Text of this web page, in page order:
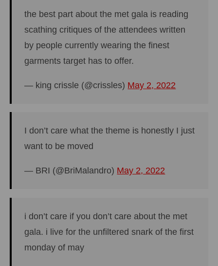
the best part about the met gala is reading
scathing critiques of the attendees written
by people currently wearing the finest
garments target has to offer.
— king crissle (@crissles) May 2, 2022
I don’t care what the theme is honestly I just
want to be moved
— BRI (@BriMalandro) May 2, 2022
i don’t care if you don’t care about the met
gala. i live for the unfiltered snark of the first
monday of may